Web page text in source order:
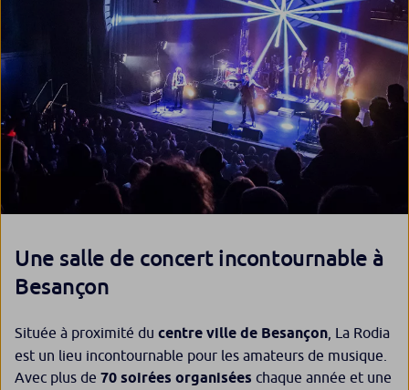
Une salle de concert incontournable à
Besançon
Située à proximité du centre ville de Besançon , La Rodia
est un lieu incontournable pour les amateurs de musique.
Avec plus de 70 soirées organisées chaque année et une